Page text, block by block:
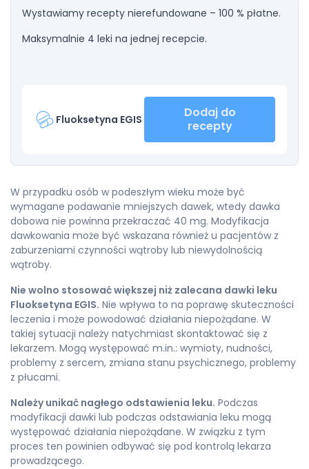
Wystawiamy recepty nierefundowane – 100 % płatne.
Maksymalnie 4 leki na jednej recepcie.
Fluoksetyna EGIS
Dodaj do
recepty
W przypadku osób w podeszłym wieku może być
wymagane podawanie mniejszych dawek, wtedy dawka
dobowa nie powinna przekraczać 40 mg. Modyfikacja
dawkowania może być wskazana również u pacjentów z
zaburzeniami czynności wątroby lub niewydolnością
wątroby.
Nie wolno stosować większej niż zalecana dawki leku
Fluoksetyna EGIS. Nie wpływa to na poprawę skuteczności
leczenia i może powodować działania niepożądane. W
takiej sytuacji należy natychmiast skontaktować się z
lekarzem. Mogą występować m.in.: wymioty, nudności,
problemy z sercem, zmiana stanu psychicznego, problemy
z płucami.
Należy unikać nagłego odstawienia leku. Podczas
modyfikacji dawki lub podczas odstawiania leku mogą
występować działania niepożądane. W związku z tym
proces ten powinien odbywać się pod kontrolą lekarza
prowadzącego.